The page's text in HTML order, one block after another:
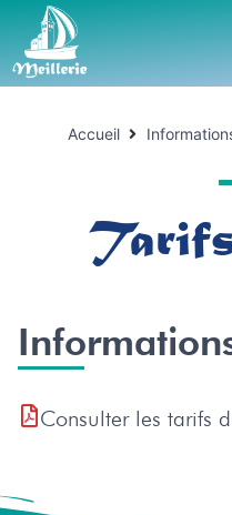
Accueil
Consulter les tarifs